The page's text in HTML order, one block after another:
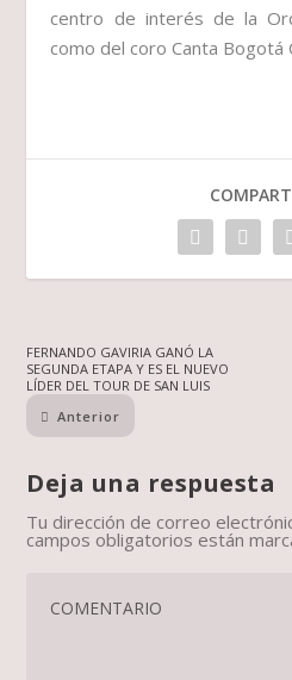
centro de interés de la
como del coro Canta Bogotá
FERNANDO GAVIRIA GANÓ LA
SEGUNDA ETAPA Y ES EL NUEVO
LÍDER DEL TOUR DE SAN LUIS
Anterior
Deja una respuesta
Tu dirección de correo
campos obligatorios están